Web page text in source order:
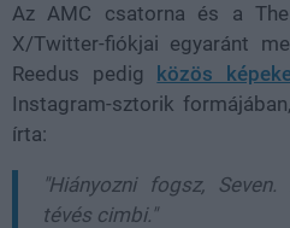
Az AMC csatorna és a
X/Twitter-fiókjai egyaránt
Reedus pedig
közös
Instagram-sztorik
írta:
"Hiányozni fogsz,
tévés cimbi."